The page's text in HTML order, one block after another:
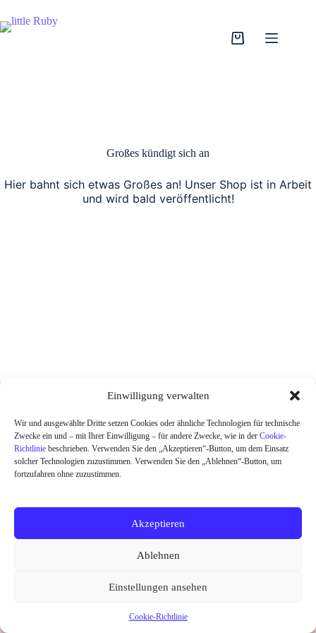
Einwilligung verwalten
Wir und ausgewählte Dritte setzen Cookies oder ähnliche Technologien für technische
Zwecke ein und – mit Ihrer Einwilligung – für andere Zwecke, wie in der Cookie-
Richtlinie beschrieben. Verwenden Sie den „Akzeptieren“-Button, um dem Einsatz
solcher Technologien zuzustimmen. Verwenden Sie den „Ablehnen“-Button, um
fortzufahren ohne zuzustimmen.
Akzeptieren
Ablehnen
Einstellungen ansehen
Cookie-Richtlinie
Inhalt
springen
Warenkorb
Großes kündigt sich an
Hier bahnt sich etwas Großes an! Unser Shop ist in Arbeit
und wird bald veröffentlicht!
DESIGNED UND HANDGEDRUCKT IN
HOME
SHOP
ABOUT
Widerrufsrecht Datenschutz AGB
Kontakt
Cookie-Richtlinie (EU)